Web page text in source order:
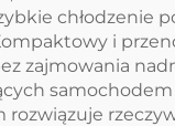
chłodzenie
i
zajmowania